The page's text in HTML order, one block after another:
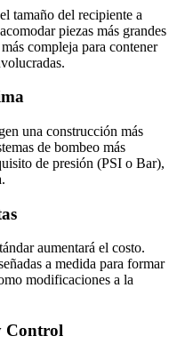
tamaño del recipiente a
piezas más grandes
compleja para contener
una construcción más
de bombeo más
de presión (PSI o Bar),
aumentará el costo.
a medida para formar
modificaciones a la
Control